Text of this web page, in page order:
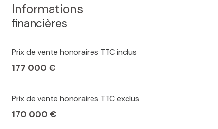
Informations
financières
Prix de vente honoraires TTC inclus
177 000 €
Prix de vente honoraires TTC exclus
170 000 €